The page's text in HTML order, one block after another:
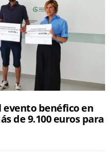
evento benéfico en
de 9.100 euros para